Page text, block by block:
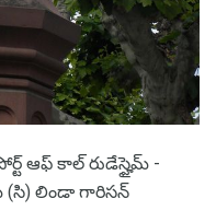
ఆఫ్ కాల్ రుడేస్హైమ్ -
(సి) లిండా గారిసన్